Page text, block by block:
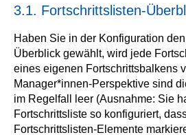
3.1. Fortschrittslisten-
Haben Sie in der Konfiguration
Überblick gewählt, wird jede
eines eigenen Fortschrittsbalkens
Manager*innen-Perspektive sind
im Regelfall leer (Ausnahme: Sie
Fortschrittsliste so konfiguriert,
Fortschrittslisten-Elemente